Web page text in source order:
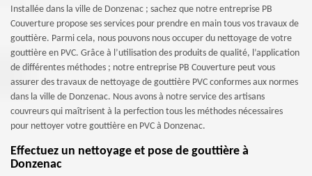
Installée dans la ville de Donzenac ; sachez que notre entreprise PB
Couverture propose ses services pour prendre en main tous vos travaux de
gouttière. Parmi cela, nous pouvons nous occuper du nettoyage de votre
gouttière en PVC. Grâce à l’utilisation des produits de qualité, l’application
de différentes méthodes ; notre entreprise PB Couverture peut vous
assurer des travaux de nettoyage de gouttière PVC conformes aux normes
dans la ville de Donzenac. Nous avons à notre service des artisans
couvreurs qui maîtrisent à la perfection tous les méthodes nécessaires
pour nettoyer votre gouttière en PVC à Donzenac.
Effectuez un nettoyage et pose de gouttière à
Donzenac